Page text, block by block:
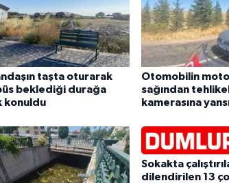
taşta oturarak
beklediği durağa
konuldu
Otomobilin
sağından
kamerasına
Sokakta
dilendirilen 13